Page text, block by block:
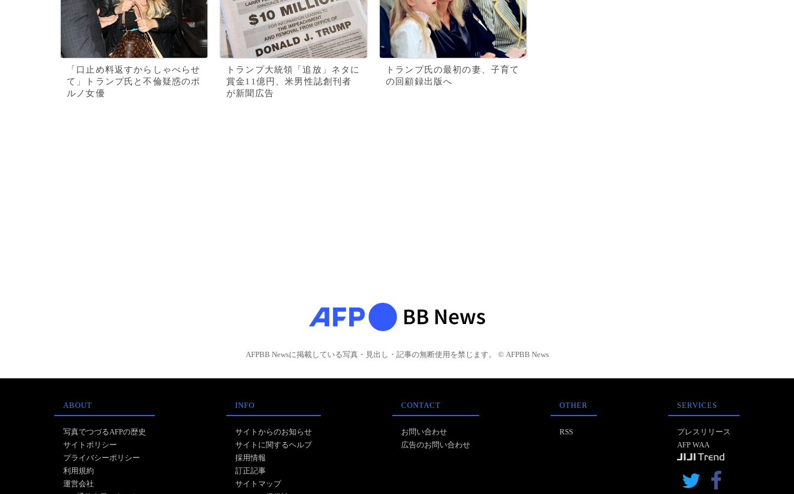
「口止め料返すからしゃべらせ
て」トランプ氏と不倫疑惑のポ
ルノ女優
トランプ大統領「追放」ネタに
賞金11億円、米男性誌創刊者
が新聞広告
トランプ氏の最初の妻、子育て
の回顧録出版へ
AFPBB Newsに掲載している写真・見出し・記事の無断使用を禁じます。 © AFPBB News
ABOUT
写真でつづるAFPの歴史
サイトポリシー
プライバシーポリシー
利用規約
運営会社
INFO
サイトからのお知らせ
サイトに関するヘルプ
採用情報
訂正記事
サイトマップ
CONTACT
お問い合わせ
広告のお問い合わせ
OTHER
RSS
SERVICES
プレスリリース
AFP WAA